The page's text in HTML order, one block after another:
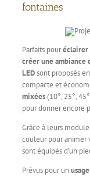
fontaines
Parfaits pouréclairer
créer une ambiance
LEDsont proposés en
compacte et
mixées(10°, 25°,
pour donner encore
Grâce à leurs
couleur pour animer
sont équipés d’un
Prévus pour un